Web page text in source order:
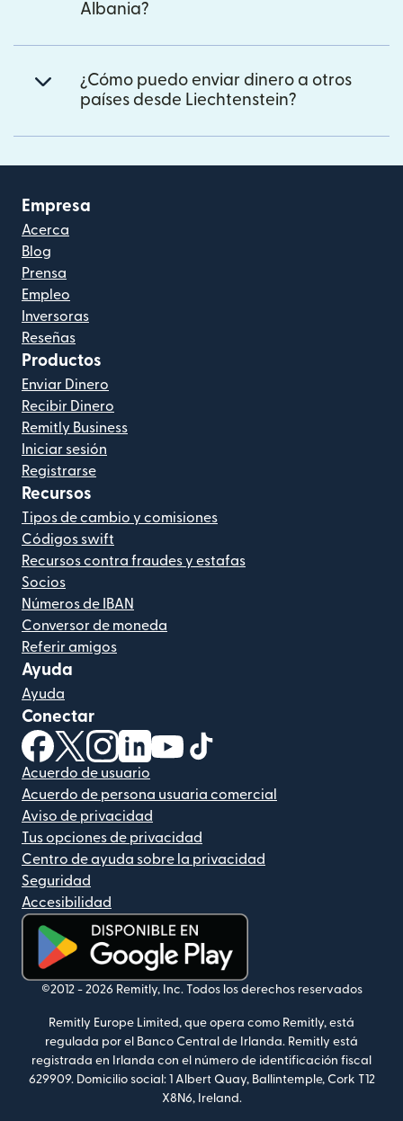
Albania?
¿Cómo puedo enviar dinero a otros
países desde Liechtenstein?
Empresa
Acerca
Blog
Prensa
Empleo
Inversoras
Reseñas
Productos
Enviar Dinero
Recibir Dinero
Remitly Business
Iniciar sesión
Registrarse
Recursos
Tipos de cambio y comisiones
Códigos swift
Recursos contra fraudes y estafas
Socios
Números de IBAN
Conversor de moneda
Referir amigos
Ayuda
Ayuda
Conectar
(se abre en una ventana nueva)
(se abre en una ventana nueva)
(se abre en una ventana nueva)
(se abre en una ventana nueva)
(se abre en una ventana nueva)
Acuerdo de usuario
Acuerdo de persona usuaria comercial
Aviso de privacidad
Tus opciones de privacidad
Centro de ayuda sobre la privacidad
Seguridad
Accesibilidad
(se abre en una ventana nueva)
©2012 - 2026 Remitly, Inc. Todos los derechos reservados
Remitly Europe Limited, que opera como Remitly, está
regulada por el Banco Central de Irlanda. Remitly está
registrada en Irlanda con el número de identificación fiscal
629909. Domicilio social: 1 Albert Quay, Ballintemple, Cork T12
X8N6, Ireland.